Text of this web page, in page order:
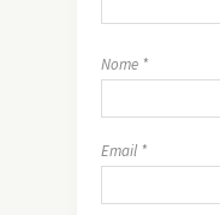
Nome *
Email *